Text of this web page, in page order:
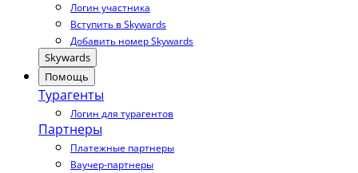
Логин участника
Вступить в Skywards
Добавить номер Skywards
Skywards
Помощь
Турагенты
Логин для турагентов
Партнеры
Платежные партнеры
Ваучер-партнеры